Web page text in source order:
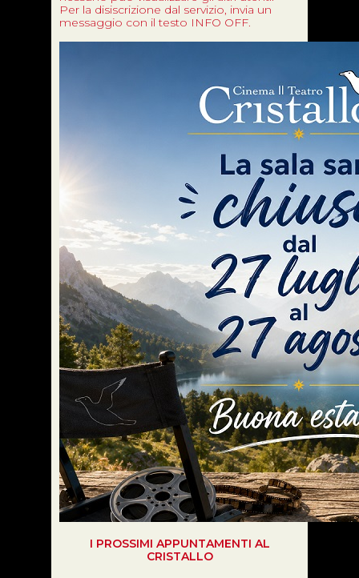
Per la disiscrizione dal servizio, invia un
messaggio con il testo INFO OFF.
I PROSSIMI APPUNTAMENTI AL
CRISTALLO